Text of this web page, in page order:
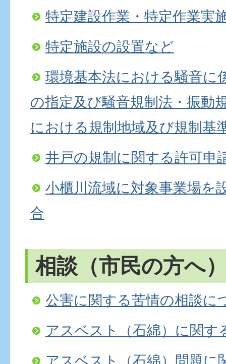
特定建設作業・特定作業実
特定施設の設置など
環境基本法における騒音に
の指定及び騒音規制法・振動
における規制地域及び規制基
井戸の規制に関する許可申
小櫃川流域に対象事業場を
合
相談（市民の方へ
公害に関する苦情の相談に
アスベスト（石綿）に関す
アスベスト（石綿）問題に